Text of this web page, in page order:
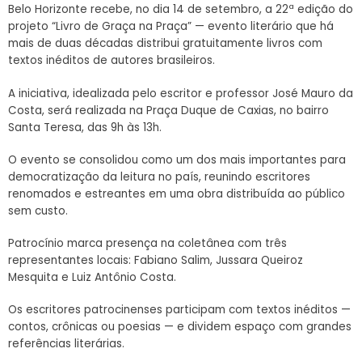
Belo Horizonte recebe, no dia 14 de setembro, a 22ª edição do
projeto “Livro de Graça na Praça” — evento literário que há
mais de duas décadas distribui gratuitamente livros com
textos inéditos de autores brasileiros.
A iniciativa, idealizada pelo escritor e professor José Mauro da
Costa, será realizada na Praça Duque de Caxias, no bairro
Santa Teresa, das 9h às 13h.
O evento se consolidou como um dos mais importantes para
democratização da leitura no país, reunindo escritores
renomados e estreantes em uma obra distribuída ao público
sem custo.
Patrocínio marca presença na coletânea com três
representantes locais: Fabiano Salim, Jussara Queiroz
Mesquita e Luiz Antônio Costa.
Os escritores patrocinenses participam com textos inéditos —
contos, crônicas ou poesias — e dividem espaço com grandes
referências literárias.